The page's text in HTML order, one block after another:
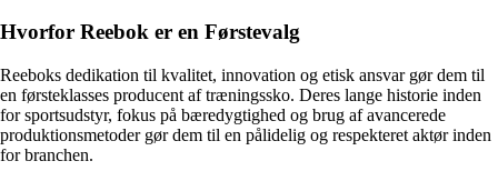
Hvorfor Reebok er en Førstevalg
Reeboks dedikation til kvalitet, innovation og etisk ansvar gør dem til
en førsteklasses producent af træningssko. Deres lange historie inden
for sportsudstyr, fokus på bæredygtighed og brug af avancerede
produktionsmetoder gør dem til en pålidelig og respekteret aktør inden
for branchen.